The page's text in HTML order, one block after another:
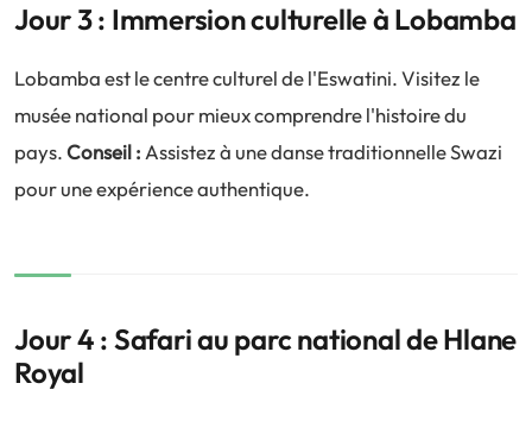
Jour 3 : Immersion culturelle à Lobamba
Lobamba est le centre culturel de l'Eswatini. Visitez le
musée national pour mieux comprendre l'histoire du
pays.Conseil : Assistez à une danse traditionnelle Swazi
pour une expérience authentique.
Jour 4 : Safari au parc national de Hlane
Royal